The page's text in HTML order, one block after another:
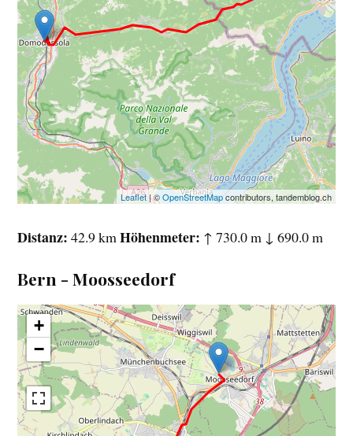
Leaflet| ©OpenStreetMapcontributors, tandemblog.ch
Distanz 42.9 kmHöhenmeter ↑ 730.0 m ↓ 690.0 m
Bern - Moosseedorf
+
−